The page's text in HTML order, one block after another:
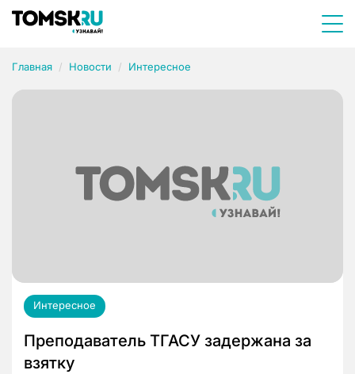
Главная Новости Интересное
Интересное
Преподаватель ТГАСУ задержана за
взятку